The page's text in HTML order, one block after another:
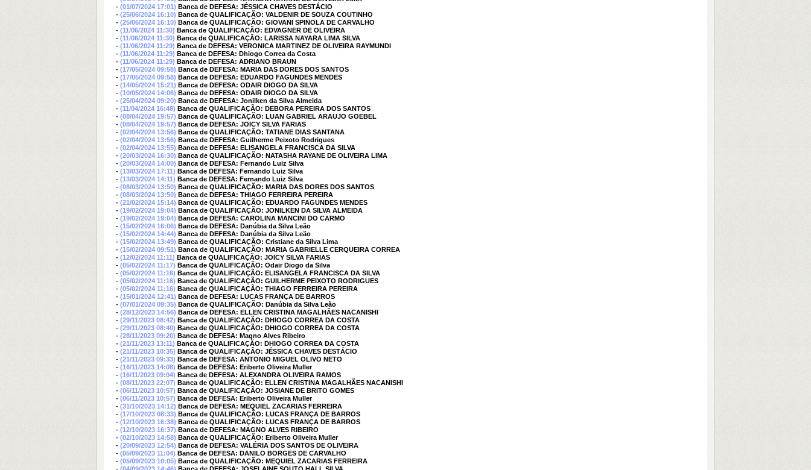
- (01/07/2024 17:01) Banca de DEFESA: JÉSSICA CHAVES DESTÁCIO
- (25/06/2024 16:10) Banca de QUALIFICAÇÃO: VALDENIR DE SOUZA COUTINHO
- (25/06/2024 16:10) Banca de QUALIFICAÇÃO: GIOVANI SPINOLA DE CARVALHO
- (11/06/2024 11:30) Banca de QUALIFICAÇÃO: EDVAGNER DE OLIVEIRA
- (11/06/2024 11:30) Banca de QUALIFICAÇÃO: LARISSA NAYARA LIMA SILVA
- (11/06/2024 11:29) Banca de DEFESA: VERONICA MARTINEZ DE OLIVEIRA RAYMUNDI
- (11/06/2024 11:29) Banca de DEFESA: Dhiogo Correa da Costa
- (11/06/2024 11:29) Banca de DEFESA: ADRIANO BRAUN
- (17/05/2024 09:58) Banca de DEFESA: MARIA DAS DORES DOS SANTOS
- (17/05/2024 09:58) Banca de DEFESA: EDUARDO FAGUNDES MENDES
- (14/05/2024 15:21) Banca de DEFESA: ODAIR DIOGO DA SILVA
- (10/05/2024 14:06) Banca de DEFESA: ODAIR DIOGO DA SILVA
- (25/04/2024 09:20) Banca de DEFESA: Jonilken da Silva Almeida
- (11/04/2024 16:48) Banca de QUALIFICAÇÃO: DEBORA PEREIRA DOS SANTOS
- (08/04/2024 19:57) Banca de QUALIFICAÇÃO: LUAN GABRIEL ARAUJO GOEBEL
- (08/04/2024 19:57) Banca de DEFESA: JOICY SILVA FARIAS
- (02/04/2024 13:56) Banca de QUALIFICAÇÃO: TATIANE DIAS SANTANA
- (02/04/2024 13:56) Banca de DEFESA: Guilherme Peixoto Rodrigues
- (02/04/2024 13:55) Banca de DEFESA: ELISANGELA FRANCISCA DA SILVA
- (20/03/2024 16:30) Banca de QUALIFICAÇÃO: NATASHA RAYANE DE OLIVEIRA LIMA
- (20/03/2024 14:00) Banca de DEFESA: Fernando Luiz Silva
- (13/03/2024 17:11) Banca de DEFESA: Fernando Luiz Silva
- (13/03/2024 14:11) Banca de DEFESA: Fernando Luiz Silva
- (08/03/2024 13:50) Banca de QUALIFICAÇÃO: MARIA DAS DORES DOS SANTOS
- (08/03/2024 13:50) Banca de DEFESA: THIAGO FERREIRA PEREIRA
- (21/02/2024 15:14) Banca de QUALIFICAÇÃO: EDUARDO FAGUNDES MENDES
- (19/02/2024 19:04) Banca de QUALIFICAÇÃO: JONILKEN DA SILVA ALMEIDA
- (19/02/2024 19:04) Banca de DEFESA: CAROLINA MANCINI DO CARMO
- (15/02/2024 16:06) Banca de DEFESA: Danúbia da Silva Leão
- (15/02/2024 14:44) Banca de DEFESA: Danúbia da Silva Leão
- (15/02/2024 13:49) Banca de QUALIFICAÇÃO: Cristiane da Silva Lima
- (15/02/2024 09:51) Banca de QUALIFICAÇÃO: MARIA GABRIELLE CERQUEIRA CORREA
- (12/02/2024 11:11) Banca de QUALIFICAÇÃO: JOICY SILVA FARIAS
- (05/02/2024 11:17) Banca de QUALIFICAÇÃO: Odair Diogo da Silva
- (05/02/2024 11:16) Banca de QUALIFICAÇÃO: ELISANGELA FRANCISCA DA SILVA
- (05/02/2024 11:16) Banca de QUALIFICAÇÃO: GUILHERME PEIXOTO RODRIGUES
- (05/02/2024 11:16) Banca de QUALIFICAÇÃO: THIAGO FERREIRA PEREIRA
- (15/01/2024 12:41) Banca de DEFESA: LUCAS FRANÇA DE BARROS
- (07/01/2024 09:35) Banca de QUALIFICAÇÃO: Danúbia da Silva Leão
- (28/12/2023 14:56) Banca de DEFESA: ELLEN CRISTINA MAGALHÃES NACANISHI
- (29/11/2023 08:42) Banca de QUALIFICAÇÃO: DHIOGO CORREA DA COSTA
- (29/11/2023 08:40) Banca de QUALIFICAÇÃO: DHIOGO CORREA DA COSTA
- (28/11/2023 09:20) Banca de DEFESA: Magno Alves Ribeiro
- (21/11/2023 13:11) Banca de QUALIFICAÇÃO: DHIOGO CORREA DA COSTA
- (21/11/2023 10:35) Banca de QUALIFICAÇÃO: JÉSSICA CHAVES DESTÁCIO
- (21/11/2023 09:33) Banca de DEFESA: ANTONIO MIGUEL OLIVO NETO
- (16/11/2023 14:08) Banca de DEFESA: Eriberto Oliveira Muller
- (16/11/2023 09:04) Banca de DEFESA: ALEXANDRA OLIVEIRA RAMOS
- (08/11/2023 22:07) Banca de QUALIFICAÇÃO: ELLEN CRISTINA MAGALHÃES NACANISHI
- (06/11/2023 10:57) Banca de QUALIFICAÇÃO: JOSIANE DE BRITO GOMES
- (06/11/2023 10:57) Banca de DEFESA: Eriberto Oliveira Muller
- (31/10/2023 14:12) Banca de DEFESA: MEQUIEL ZACARIAS FERREIRA
- (17/10/2023 08:33) Banca de QUALIFICAÇÃO: LUCAS FRANÇA DE BARROS
- (12/10/2023 16:38) Banca de QUALIFICAÇÃO: LUCAS FRANÇA DE BARROS
- (12/10/2023 16:37) Banca de DEFESA: MAGNO ALVES RIBEIRO
- (02/10/2023 14:58) Banca de QUALIFICAÇÃO: Eriberto Oliveira Muller
- (20/09/2023 12:54) Banca de DEFESA: VALÉRIA DOS SANTOS DE OLIVEIRA
- (05/09/2023 11:04) Banca de DEFESA: DANILO BORGES DE CARVALHO
- (05/09/2023 10:05) Banca de QUALIFICAÇÃO: MEQUIEL ZACARIAS FERREIRA